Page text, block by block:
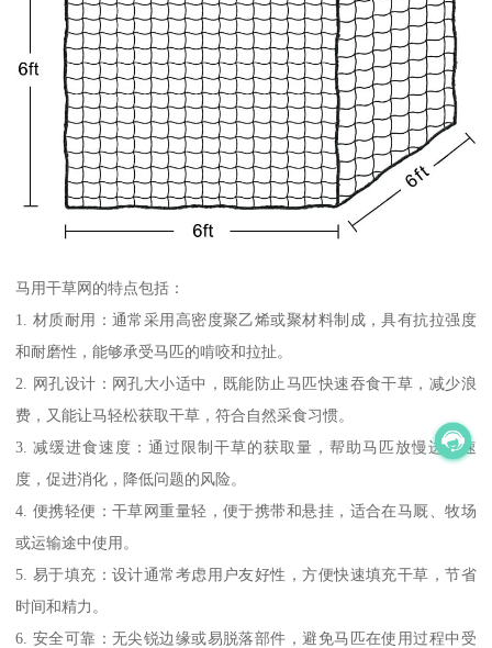
马用干草网的特点包括：
1. 材质耐用：通常采用高密度聚乙烯或聚材料制成，具有抗拉强度
和耐磨性，能够承受马匹的啃咬和拉扯。
2. 网孔设计：网孔大小适中，既能防止马匹快速吞食干草，减少浪
费，又能让马轻松获取干草，符合自然采食习惯。
3. 减缓进食速度：通过限制干草的获取量，帮助马匹放慢进食速
度，促进消化，降低问题的风险。
4. 便携轻便：干草网重量轻，便于携带和悬挂，适合在马厩、牧场
或运输途中使用。
5. 易于填充：设计通常考虑用户友好性，方便快速填充干草，节省
时间和精力。
6. 安全可靠：无尖锐边缘或易脱落部件，避免马匹在使用过程中受